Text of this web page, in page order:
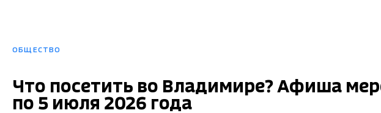
ОБЩЕСТВО
Что посетить во Владимире? Афиша
по 5 июля 2026 года